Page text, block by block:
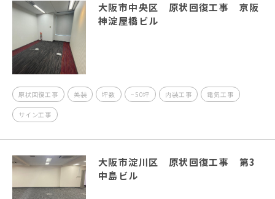
大阪市中央区 原状回復工事 京阪
神淀屋橋ビル
原状回復工事 美装 坪数 ~50坪 内装工事 電気工事
サイン工事
大阪市淀川区 原状回復工事 第3
中島ビル